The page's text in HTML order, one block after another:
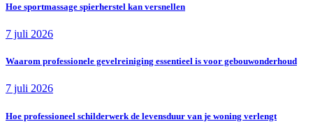
Hoe sportmassage spierherstel kan versnellen
7 juli 2026
Waarom professionele gevelreiniging essentieel is voor gebouwonderhoud
7 juli 2026
Hoe professioneel schilderwerk de levensduur van je woning verlengt